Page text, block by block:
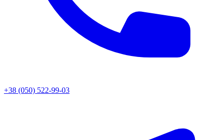
+38 (050) 522-99-03